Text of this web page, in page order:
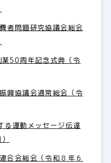
者問題研究協議会総会
50周年記念式典（令
興協議会通常総会（令
る運動メッセージ伝達
合会総会（令和８年６